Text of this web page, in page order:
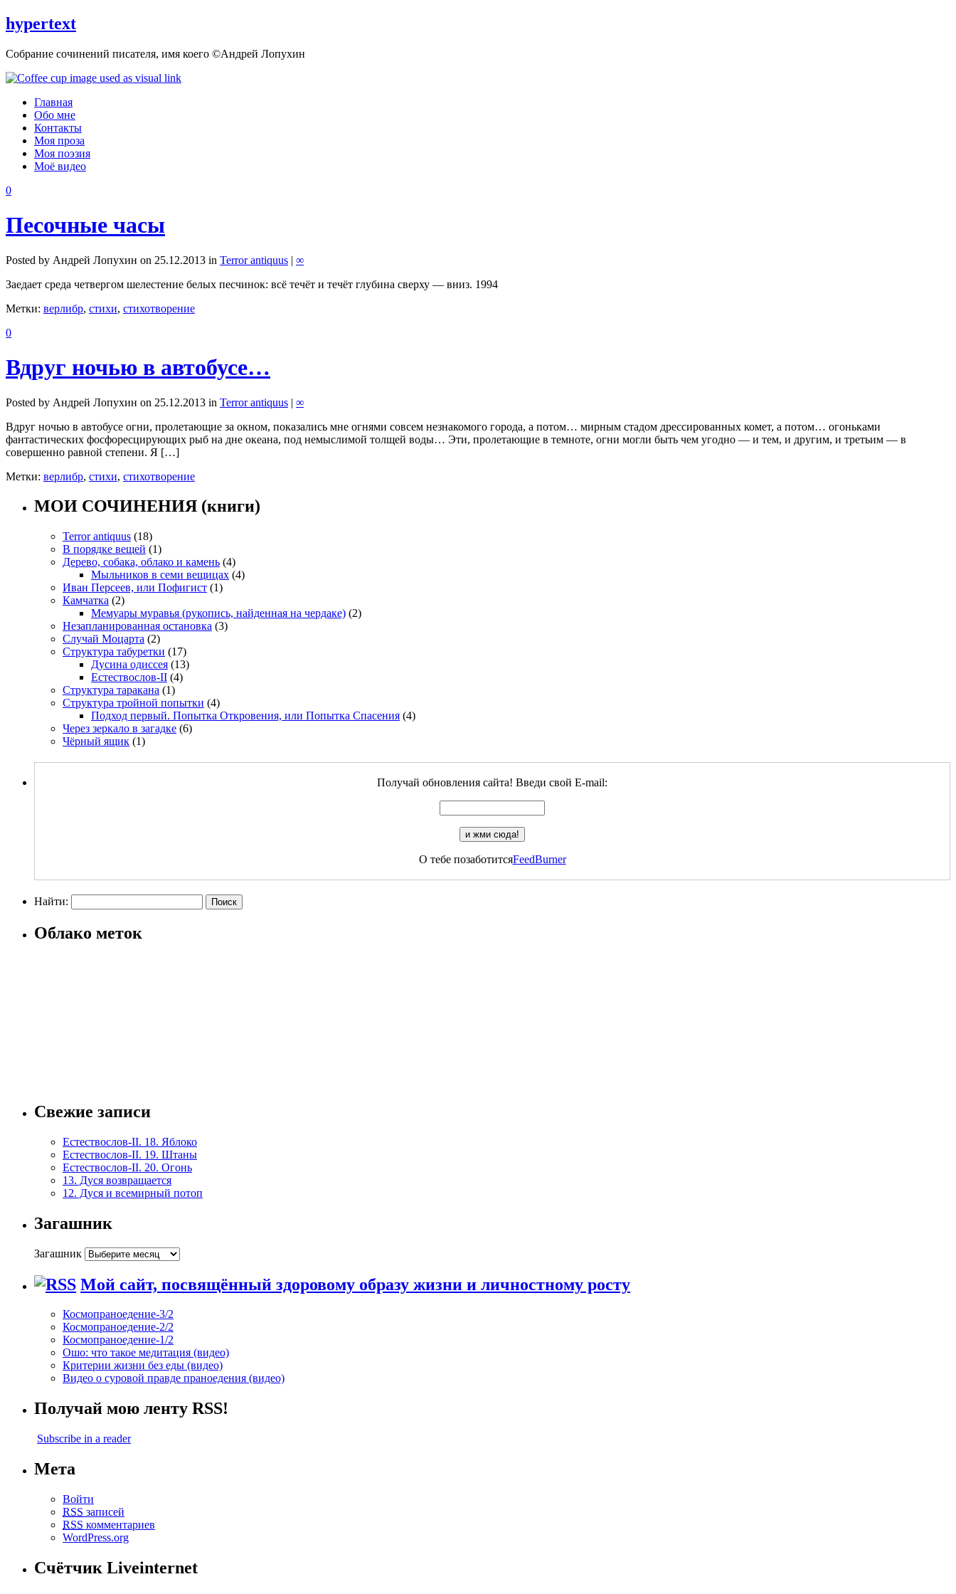
hypertext
Собрание сочинений писателя, имя коего ©Андрей Лопухин
Главная
Обо мне
Контакты
Моя проза
Моя поэзия
Моё видео
0
Песочные часы
Posted by Андрей Лопухин on 25.12.2013 in Terror antiquus | ∞
Заедает среда четвергом шелестение белых песчинок: всё течёт и течёт глубина сверху — вниз. 1994
Метки: верлибр, стихи, стихотворение
0
Вдруг ночью в автобусе…
Posted by Андрей Лопухин on 25.12.2013 in Terror antiquus | ∞
Вдруг ночью в автобусе огни, пролетающие за окном, показались мне огнями совсем незнакомого города, а потом… мирным стадом дрессированных комет, а потом… огоньками
фантастических фосфоресцирующих рыб на дне океана, под немыслимой толщей воды… Эти, пролетающие в темноте, огни могли быть чем угодно — и тем, и другим, и третьим — в
совершенно равной степени. Я […]
Метки: верлибр, стихи, стихотворение
МОИ СОЧИНЕНИЯ (книги)
Terror antiquus (18)
В порядке вещей (1)
Дерево, собака, облако и камень (4)
Мыльников в семи вещицах (4)
Иван Персеев, или Пофигист (1)
Камчатка (2)
Мемуары муравья (рукопись, найденная на чердаке) (2)
Незапланированная остановка (3)
Случай Моцарта (2)
Структура табуретки (17)
Дусина одиссея (13)
Естествослов-II (4)
Структура таракана (1)
Структура тройной попытки (4)
Подход первый. Попытка Откровения, или Попытка Спасения (4)
Через зеркало в загадке (6)
Чёрный ящик (1)
Получай обновления сайта! Введи свой E-mail:
О тебе позаботитсяFeedBurner
Найти:
Облако меток
Свежие записи
Естествослов-II. 18. Яблоко
Естествослов-II. 19. Штаны
Естествослов-II. 20. Огонь
13. Дуся возвращается
12. Дуся и всемирный потоп
Загашник
Загашник
Мой сайт, посвящённый здоровому образу жизни и личностному росту
Космопраноедение-3/2
Космопраноедение-2/2
Космопраноедение-1/2
Ошо: что такое медитация (видео)
Критерии жизни без еды (видео)
Видео о суровой правде праноедения (видео)
Получай мою ленту RSS!
Subscribe in a reader
Мета
Войти
RSS записей
RSS комментариев
WordPress.org
Счётчик Liveinternet